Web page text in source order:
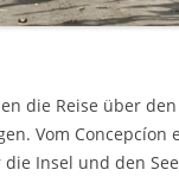
die Reise über
Vom
Insel und den